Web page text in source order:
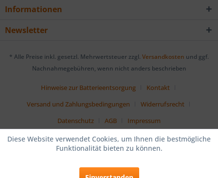
Informationen
Newsletter
* Alle Preise inkl. gesetzl. Mehrwertsteuer zzgl. Versandkosten und ggf.
Nachnahmegebühren, wenn nicht anders beschrieben
Hinweise zur Batterieentsorgung
Kontakt
Versand und Zahlungsbedingungen
Widerrufsrecht
Datenschutz
AGB Impressum
Diese Website verwendet Cookies, um Ihnen die bestmögliche
Funktionalität bieten zu können.